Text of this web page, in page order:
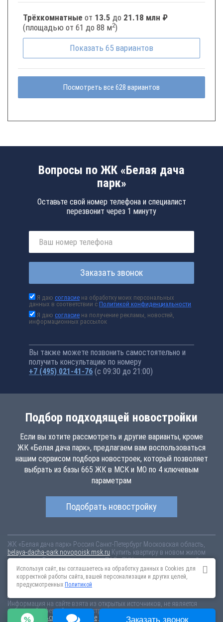
Трёхкомнатные от 13.5 до 21.18 млн ₽
(площадью от 61 до 88 м2)
Показать 65 вариантов
Посмотреть все 628 вариантов
Вопросы по ЖК «Белая дача
парк»
Оставьте свой номер телефона и специалист
перезвонит через 1 минуту
Заказать звонок
Я даюсогласие на обработку моих персональных
данных в соответствии сПолитикой конфиденциальности
Я даюсогласие на получение рекламы, новостей,
информационных рассылок
Вы также можете позвонить самостоятельно и
получить консультацию по номеру
+7 (495) 021-41-76 (с 09:30 до 21:00)
Подбор подходящей новостройки
Если вы хотите рассмотреть и другие варианты, кроме
ЖК «Белая дача парк», предлагаем вам воспользоваться
нашим сервисом подбора новостроек, который позволяет
выбрать из базы 665 ЖК в МСК и МО по 4 ключевым
параметрам
Подобрать новостройку
ЖК «Белая дача парк» Россия Санкт-Петербург Московская область,
belaya-dacha-park.novopoisk.msk.ru Купить квартиру в новом жилом
комплексе «Белая дача парк» от «ПАО «ПИК-специализированный
застройщик»» в г. Котельники. Квартиры различных планировок от
7.44 млн рублей!
Информация на сайте взята из открытых источников, не является
публичной офертой и распространяется для ознакомления.
Пользовательское соглашение
Соглашение о размещении
Используя сайт, вы соглашаетесь на обработку данных в Cookies для
корректной работы сайта, вашей персонализации и других целей,
предусмотренных Политикой
Заказать звонок